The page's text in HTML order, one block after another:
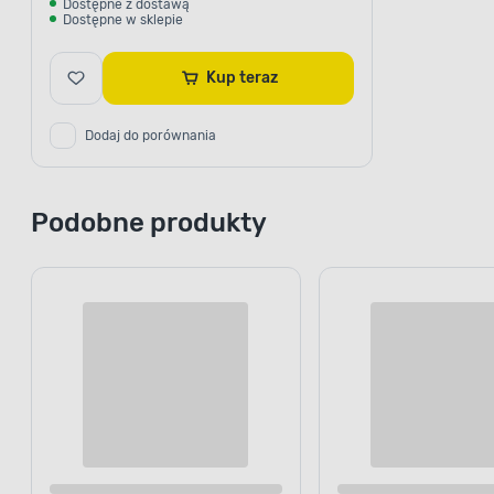
Dostępne z dostawą
Dostępne w sklepie
Kup teraz
Dodaj do porównania
Podobne produkty
Cena online Cena online